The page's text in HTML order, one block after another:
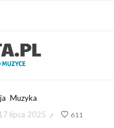
Muzyka
lipca 2025 / 611